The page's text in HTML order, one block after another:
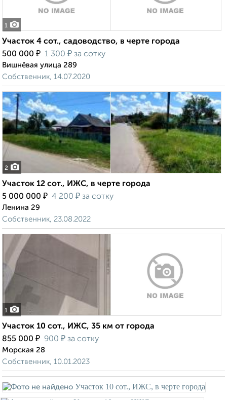
1
Участок 4 сот., садоводство, в черте города
500 000 ₽ 1 300 ₽ за сотку
Вишнёвая улица 289
Собственник, 14.07.2020
2
Участок 12 сот., ИЖС, в черте города
5 000 000 ₽ 4 200 ₽ за сотку
Ленина 29
Собственник, 23.08.2022
1
Участок 10 сот., ИЖС, 35 км от города
855 000 ₽ 900 ₽ за сотку
Морская 28
Собственник, 10.01.2023